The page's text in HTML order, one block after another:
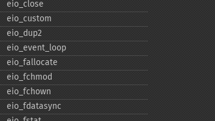
eio_​close
eio_​custom
eio_​dup2
eio_​event_​loop
eio_​fallocate
eio_​fchmod
eio_​fchown
eio_​fdatasync